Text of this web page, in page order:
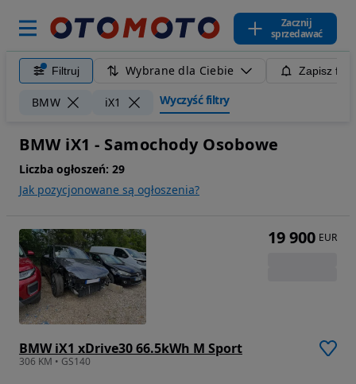
Zacznij
sprzedawać
Filtruj Wybrane dla Ciebie Zapisz
BMW iX1 Wyczyść filtry
BMW iX1 - Samochody Osobowe
Liczba ogłoszeń: 29
Jak pozycjonowane są ogłoszenia?
BMW iX1 xDrive30 66.5kWh M Sport
306 KM • GS140
19 900 EUR